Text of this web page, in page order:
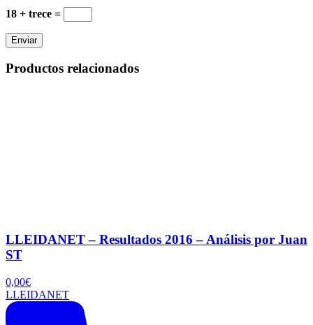
18 + trece =
Productos relacionados
LLEIDANET – Resultados 2016 – Análisis por Juan
ST
0,00€
LLEIDANET